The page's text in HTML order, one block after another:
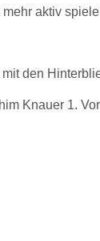
aktiv
den
Knauer 1.